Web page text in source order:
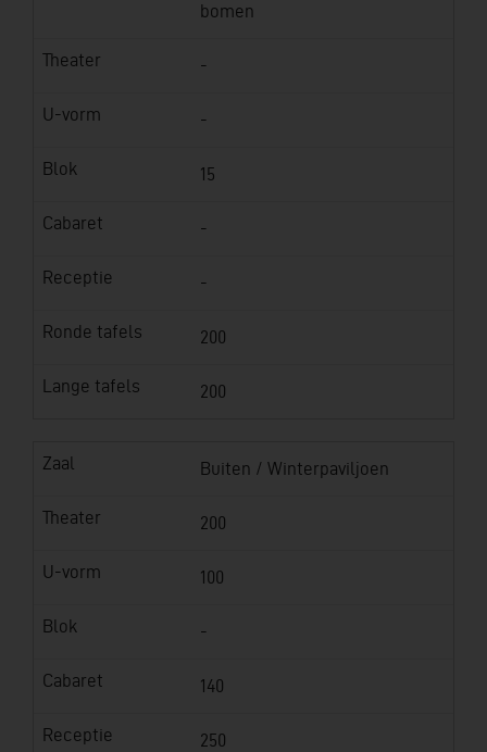
bomen
Theater -
U-vorm -
Blok 15
Cabaret -
Receptie -
Ronde tafels 200
Lange tafels 200
Zaal Buiten / Winterpaviljoen
Theater 200
U-vorm 100
Blok -
Cabaret 140
Receptie 250